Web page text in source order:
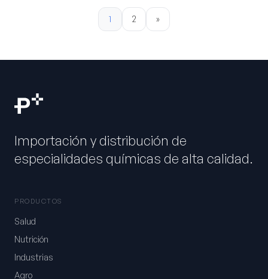
1 2 »
Importación y distribución de
especialidades químicas de alta calidad.
PRODUCTOS
Salud
Nutrición
Industrias
Agro